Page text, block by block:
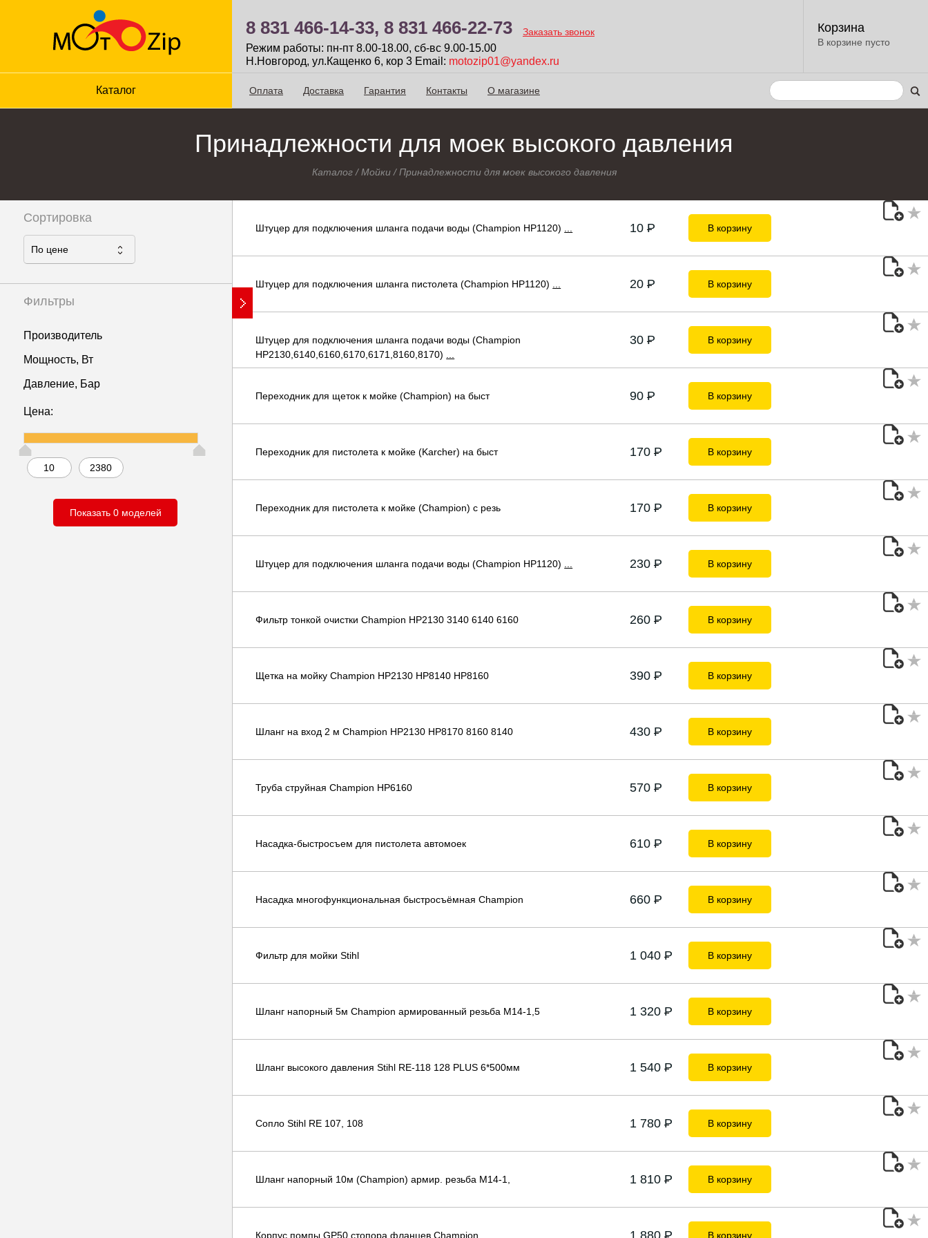
8 831 466-14-33, 8 831 466-22-73 Заказать звонок
Режим работы: пн-пт 8.00-18.00, сб-вc 9.00-15.00
Н.Новгород, ул.Кащенко 6, кор 3 Email: motozip01@yandex.ru
Корзина
В корзине пусто
Каталог Оплата Доставка Гарантия Контакты О магазине
Принадлежности для моек высокого давления
Каталог/Мойки/Принадлежности для моек высокого давления
Сортировка
По ценe
Фильтры
Производитель
Мощность, Вт
Давление, Бар
Цена:
Штуцер для подключения шланга подачи воды (Champion НР1120) 10 P В корзину
Штуцер для подключения шланга пистолета (Champion НР1120) 20 P В корзину
Штуцер для подключения шланга подачи воды (Champion
НР2130,6140,6160,6170,6171,8160,8170)
30 P В корзину
Переходник для щеток к мойке (Champion) на быст 90 P В корзину
Переходник для пистолета к мойке (Karcher) на быст 170 P В корзину
Переходник для пистолета к мойке (Champion) с резь 170 P В корзину
Штуцер для подключения шланга подачи воды (Champion НР1120) 230 P В корзину
Фильтр тонкой очистки Champion HP2130 3140 6140 6160 260 P В корзину
Щетка на мойку Champion HP2130 HP8140 HP8160 390 P В корзину
Шланг на вход 2 м Champion HP2130 HP8170 8160 8140 430 P В корзину
Труба струйная Champion НР6160 570 P В корзину
Насадка-быстросъем для пистолета автомоек 610 P В корзину
Насадка многофункциональная быстросъёмная Champion 660 P В корзину
Фильтр для мойки Stihl 1 040 P В корзину
Шланг напорный 5м Champion армированный резьба М14-1,5 1 320 P В корзину
Шланг высокого давления Stihl RE-118 128 PLUS 6*500мм 1 540 P В корзину
Сопло Stihl RE 107, 108 1 780 P В корзину
Шланг напорный 10м (Champion) армир. резьба М14-1, 1 810 P В корзину
Корпус помпы GP50 стопора фланцев Champion 1 880 P В корзину